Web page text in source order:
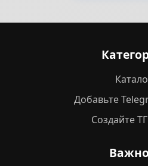
Добавьте
Создайте